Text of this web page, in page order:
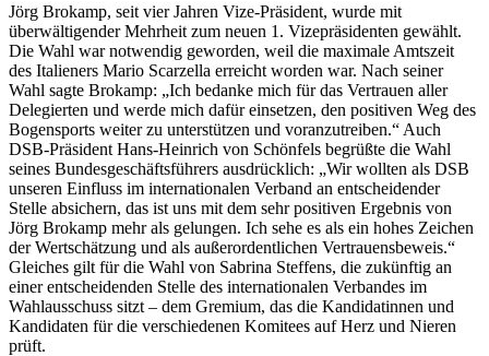
Jörg Brokamp, seit vier Jahren Vize-Präsident, wurde mit
überwältigender Mehrheit zum neuen 1. Vizepräsidenten gewählt.
Die Wahl war notwendig geworden, weil die maximale Amtszeit
des Italieners Mario Scarzella erreicht worden war. Nach seiner
Wahl sagte Brokamp: „Ich bedanke mich für das Vertrauen aller
Delegierten und werde mich dafür einsetzen, den positiven Weg des
Bogensports weiter zu unterstützen und voranzutreiben.“ Auch
DSB-Präsident Hans-Heinrich von Schönfels begrüßte die Wahl
seines Bundesgeschäftsführers ausdrücklich: „Wir wollten als DSB
unseren Einfluss im internationalen Verband an entscheidender
Stelle absichern, das ist uns mit dem sehr positiven Ergebnis von
Jörg Brokamp mehr als gelungen. Ich sehe es als ein hohes Zeichen
der Wertschätzung und als außerordentlichen Vertrauensbeweis.“
Gleiches gilt für die Wahl von Sabrina Steffens, die zukünftig an
einer entscheidenden Stelle des internationalen Verbandes im
Wahlausschuss sitzt – dem Gremium, das die Kandidatinnen und
Kandidaten für die verschiedenen Komitees auf Herz und Nieren
prüft.